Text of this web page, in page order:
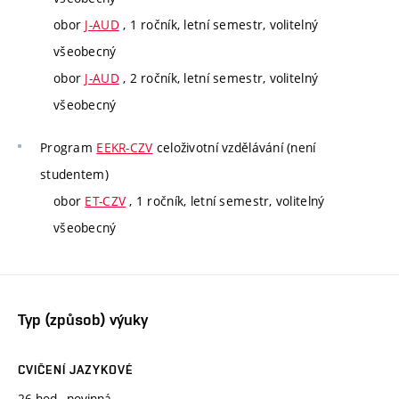
obor J-AUD, 1 ročník, letní semestr, volitelný
všeobecný
obor J-AUD, 2 ročník, letní semestr, volitelný
všeobecný
Program EEKR-CZV celoživotní vzdělávání (není
studentem)
obor ET-CZV , 1 ročník, letní semestr, volitelný
všeobecný
Typ (způsob) výuky
CVIČENÍ JAZYKOVÉ